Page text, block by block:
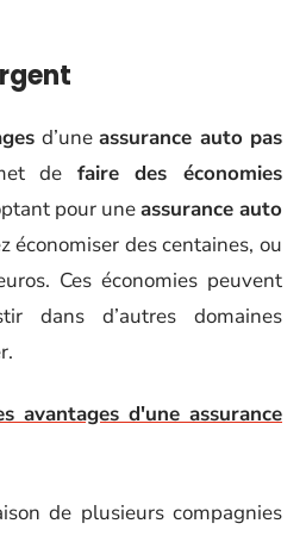
d’uneassurance auto pas
de faire des économies
pour uneassurance auto
économiser des centaines, ou
Ces économies peuvent
dans d’autres domaines
avantages d'une assurance
de plusieurs compagnies